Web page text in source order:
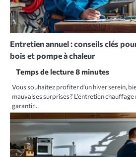
Entretien annuel : conseils clés
bois et pompe à chaleur
Vous souhaitez profiter d’un hiver serein,
mauvaises surprises ? L’entretien
garantir…